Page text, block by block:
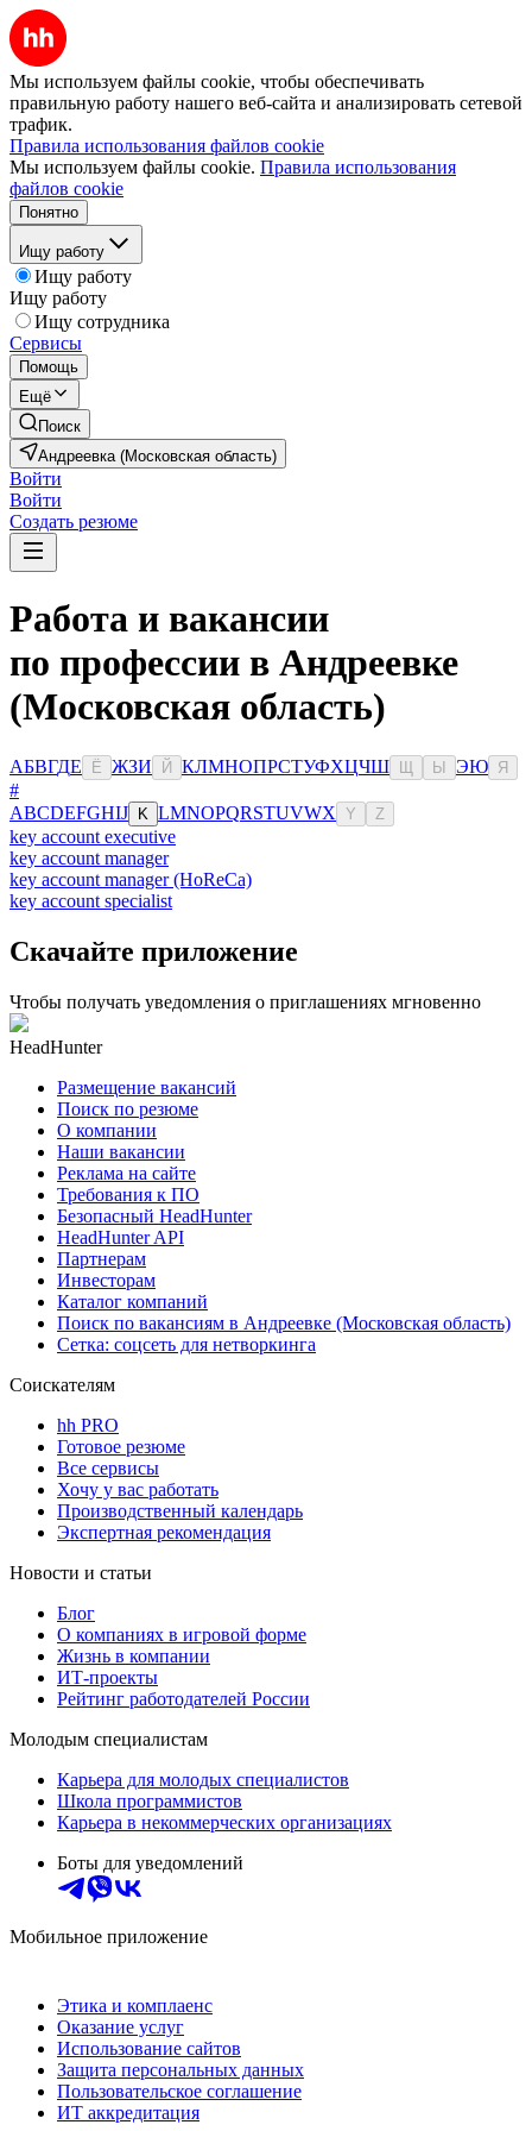
Мы используем файлы cookie, чтобы обеспечивать
правильную работу нашего веб-сайта и анализировать сетевой
трафик.
Правила использования файлов cookie
Мы используем файлы cookie. Правила использования
файлов cookie
Понятно
Ищу работу
Ищу работу
Ищу работу
Ищу сотрудника
Сервисы
Помощь
Ещё
Поиск
Андреевка (Московская область)
Войти
Войти
Создать резюме
Работа и вакансии
по профессии в Андреевке
(Московская область)
АБВГДЕ Ё ЖЗИ Й КЛМНОПРСТУФХЦЧШ Ы ЭЮ Я
#
ABCDEFGHIJ K LMNOPQRSTUVWX Y Z
key account executive
key account manager
key account manager (HoReCa)
key account specialist
Скачайте приложение
Чтобы получать уведомления о приглашениях мгновенно
HeadHunter
Размещение вакансий
Поиск по резюме
О компании
Наши вакансии
Реклама на сайте
Требования к ПО
Безопасный HeadHunter
HeadHunter API
Партнерам
Инвесторам
Каталог компаний
Поиск по вакансиям в Андреевке (Московская область)
Сетка: соцсеть для нетворкинга
Соискателям
hh PRO
Готовое резюме
Все сервисы
Хочу у вас работать
Производственный календарь
Экспертная рекомендация
Новости и статьи
Блог
О компаниях в игровой форме
Жизнь в компании
ИТ-проекты
Рейтинг работодателей России
Молодым специалистам
Карьера для молодых специалистов
Школа программистов
Карьера в некоммерческих организациях
Боты для уведомлений
Мобильное приложение
Этика и комплаенс
Оказание услуг
Использование сайтов
Защита персональных данных
Пользовательское соглашение
ИТ аккредитация